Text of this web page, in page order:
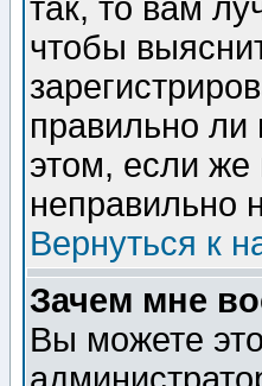
так, то вам
чтобы
правильно
этом, если же
неправильно
Вернуться к
Зачем мне
Вы можете